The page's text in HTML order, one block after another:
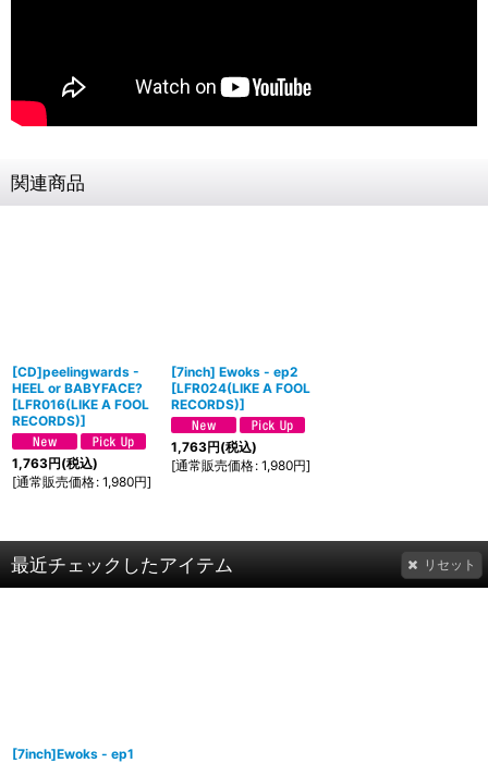
関連商品
[CD]peelingwards -
HEEL or BABYFACE?
[LFR016(LIKE A FOOL
RECORDS)]
1,763円(税込)
[通常販売価格: 1,980円]
[7inch] Ewoks - ep2
[LFR024(LIKE A FOOL
RECORDS)]
1,763円(税込)
[通常販売価格: 1,980円]
最近チェックしたアイテム リセット
[7inch]Ewoks - ep1